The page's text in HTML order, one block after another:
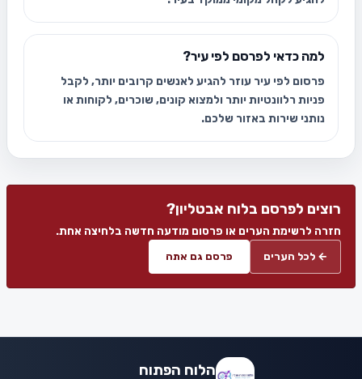
למה כדאי לפרסם לפי עיר?
פרסום לפי עיר עוזר להגיע לאנשים קרובים יותר, לקבל
פניות רלוונטיות יותר ולמצוא קונים, שוכרים, לקוחות או
נותני שירות באזור שלכם.
רוצים לפרסם בלוח אבטליון?
חזרה לרשימת הערים או פרסום מודעה חדשה בלחיצה אחת.
← לכל הערים פרסם גם אתה
הלוח הפתוח